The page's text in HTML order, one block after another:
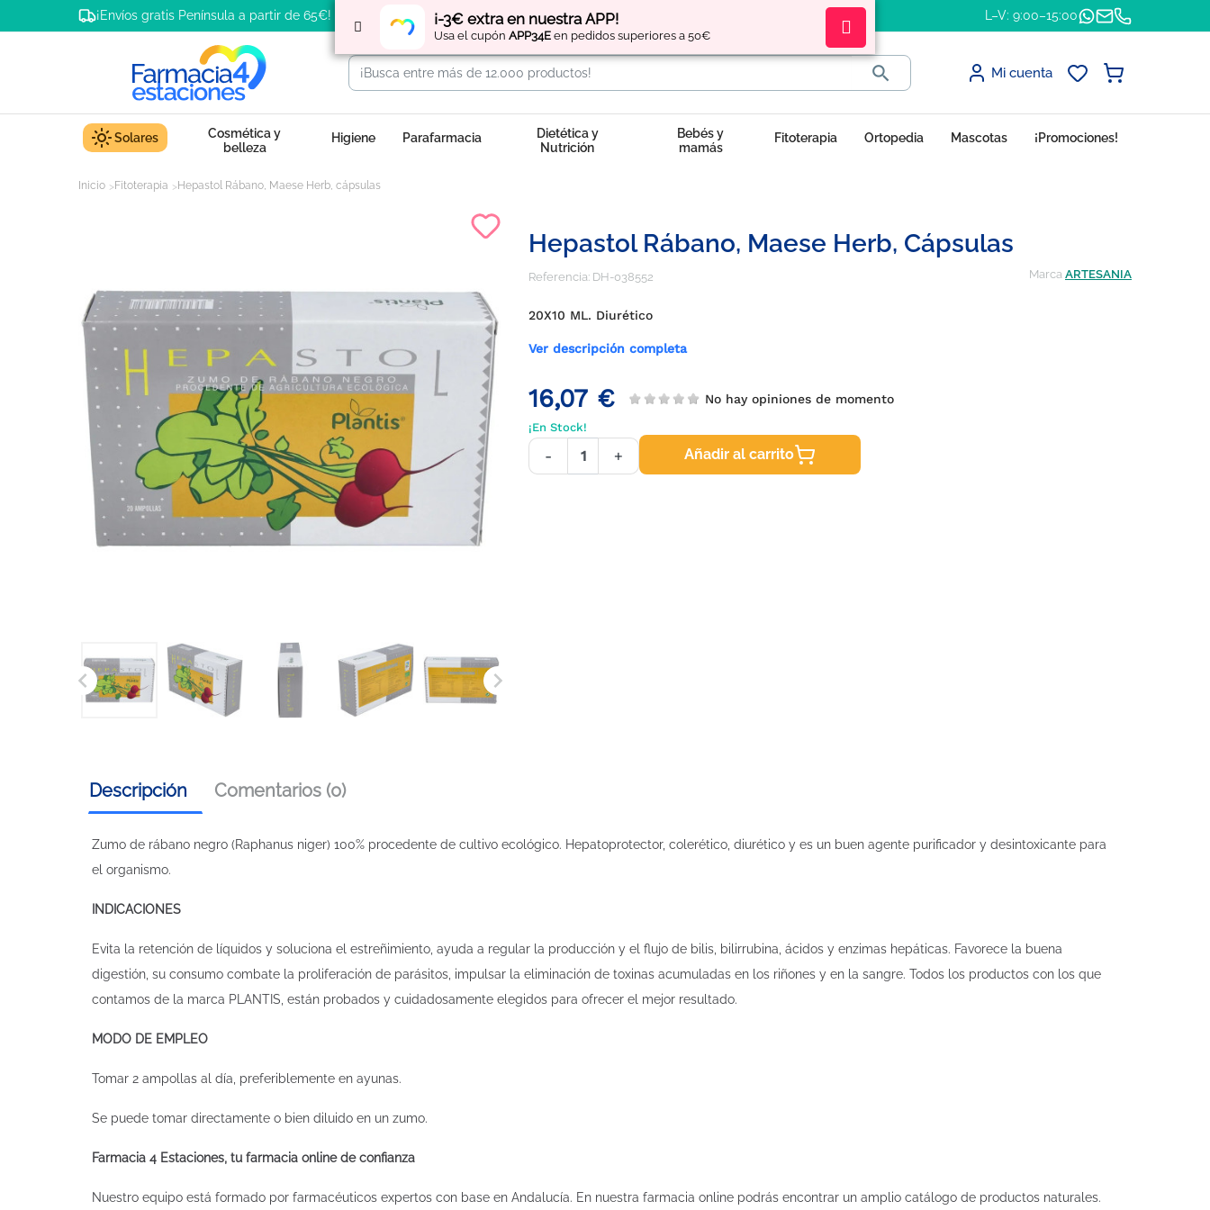
¡-3€ extra en nuestra APP!
Usa el cupón APP34E en pedidos superiores a 50€
¡Envíos gratis Península a partir de 65€! Regístratey obtén L–V: 9:00–15:00
 Mi cuenta
Solares
Cosmética y
belleza
Higiene Parafarmacia
Dietética y
Nutrición
Bebés y
mamás
Fitoterapia Ortopedia Mascotas ¡Promociones!
Inicio Fitoterapia Hepastol Rábano, Maese Herb, cápsulas
 
Hepastol Rábano, Maese Herb, Cápsulas
Referencia: DH-038552 Marca ARTESANIA
20X10 ML. Diurético
Ver descripción completa
16,07 € No hay opiniones de momento
¡En Stock!
- + Añadir al carrito
Descripción Comentarios (0)
Zumo de rábano negro (Raphanus niger) 100% procedente de cultivo ecológico. Hepatoprotector, colerético, diurético y es un buen agente purificador y desintoxicante para
el organismo.
INDICACIONES
Evita la retención de líquidos y soluciona el estreñimiento, ayuda a regular la producción y el flujo de bilis, bilirrubina, ácidos y enzimas hepáticas. Favorece la buena
digestión, su consumo combate la proliferación de parásitos, impulsar la eliminación de toxinas acumuladas en los riñones y en la sangre. Todos los productos con los que
contamos de la marca PLANTIS, están probados y cuidadosamente elegidos para ofrecer el mejor resultado.
MODO DE EMPLEO
Tomar 2 ampollas al día, preferiblemente en ayunas.
Se puede tomar directamente o bien diluido en un zumo.
Farmacia 4 Estaciones, tu farmacia online de confianza
Nuestro equipo está formado por farmacéuticos expertos con base en Andalucía. En nuestra farmacia online podrás encontrar un amplio catálogo de productos naturales.